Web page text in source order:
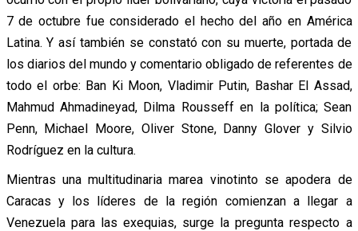
7 de octubre fue considerado el hecho del año en América
Latina. Y así también se constató con su muerte, portada de
los diarios del mundo y comentario obligado de referentes de
todo el orbe: Ban Ki Moon, Vladimir Putin, Bashar El Assad,
Mahmud Ahmadineyad, Dilma Rousseff en la política; Sean
Penn, Michael Moore, Oliver Stone, Danny Glover y Silvio
Rodríguez en la cultura.
Mientras una multitudinaria marea vinotinto se apodera de
Caracas y los líderes de la región comienzan a llegar a
Venezuela para las exequias, surge la pregunta respecto a